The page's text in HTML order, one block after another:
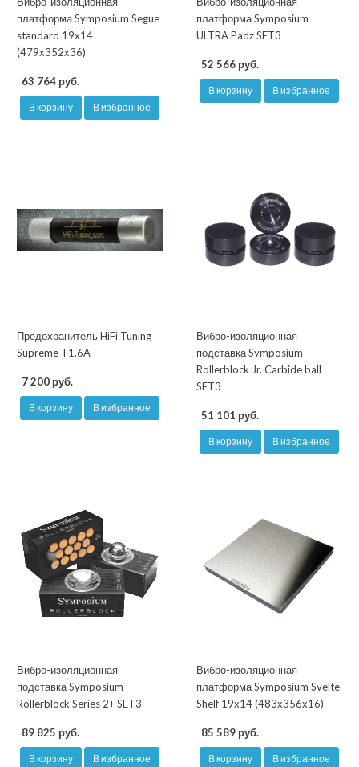
платформа Symposium Segue
standard 19x14
(479х352х36)
63 764 руб.
В корзину В избранное
платформа Symposium
ULTRA Padz SET3
52 566 руб.
В корзину В избранное
Предохранитель HiFi Tuning
Supreme T1.6A
7 200 руб.
В корзину В избранное
Вибро-изоляционная
подставка Symposium
Rollerblock Jr. Carbide ball
SET3
51 101 руб.
В корзину В избранное
Вибро-изоляционная
подставка Symposium
Rollerblock Series 2+ SET3
89 825 руб.
В корзину В избранное
Вибро-изоляционная
платформа Symposium Svelte
Shelf 19x14 (483х356х16)
85 589 руб.
В корзину В избранное